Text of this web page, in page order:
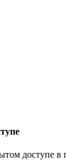
доступе